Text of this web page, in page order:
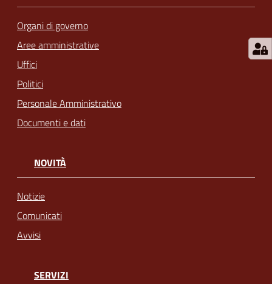
Organi di governo
Aree amministrative
Uffici
Politici
Personale Amministrativo
Documenti e dati
NOVITÀ
Notizie
Comunicati
Avvisi
SERVIZI